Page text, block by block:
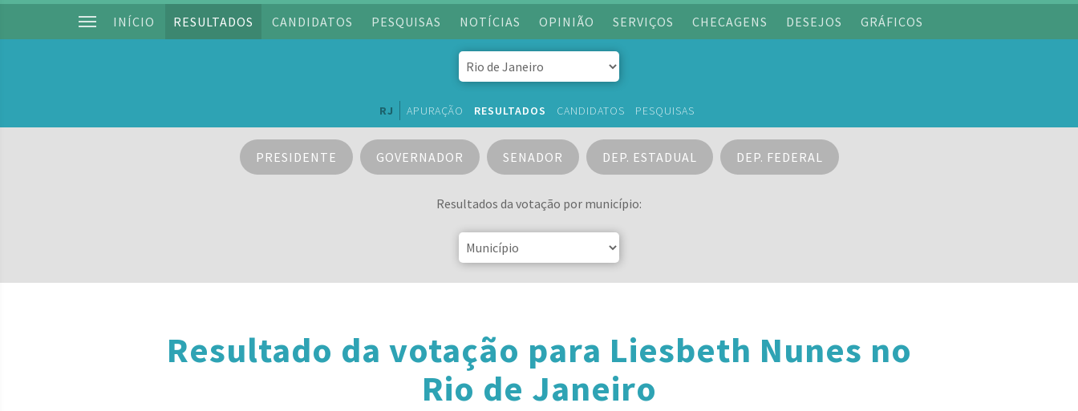
INÍCIO RESULTADOS CANDIDATOS PESQUISAS NOTÍCIAS OPINIÃO SERVIÇOS CHECAGENS DESEJOS GRÁFICOS
RJ APURAÇÃO RESULTADOS CANDIDATOS PESQUISAS
PRESIDENTE GOVERNADOR SENADOR DEP. ESTADUAL DEP. FEDERAL
Resultados da votação por município:
Resultado da votação para Liesbeth Nunes no
Rio de Janeiro